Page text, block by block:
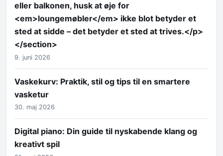
eller balkonen, husk at øje for
<em>loungemøbler</em> ikke blot betyder et
sted at sidde – det betyder et sted at trives.</p>
</section>
9. juni 2026
Vaskekurv: Praktik, stil og tips til en smartere
vasketur
30. maj 2026
Digital piano: Din guide til nyskabende klang og
kreativt spil